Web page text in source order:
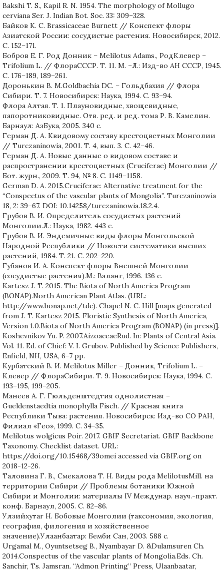
Bakshi T. S., Kapil R. N. 1954. The morphology of Mollugo
cerviana Ser. J. Indian Bot. Soc. 33: 309–328.
Байков К. С. Brassicaceae Burnett // Конспект флоры
Азиатской России: сосудистые растения. Новосибирск, 2012.
С. 152–171.
Бобров Е. Г. Род Донник – Melilotus Adams., РодКлевер –
Trifolium L. // ФлораСССР. Т. 11. М. –Л.: Изд-во АН СССР, 1945.
С. 176–189, 189–261.
Доронькин В. М.Goldbachia DC. – Гольдбахия // Флора
Сибири. Т. 7. Новосибирск: Наука, 1994. С. 93–94.
Флора Алтая. Т. 1. Плауновидные, хвощевидные,
папоротниковидные. Отв. ред. и ред. тома Р. В. Камелин.
Барнаул: АзБука, 2005. 340 c.
Герман Д. А. Квидовому составу крестоцветных Монголии
// Turczaninowia, 2001. Т. 4, вып. 3. С. 42–46.
Герман Д. А. Новые данные о видовом составе и
распространении крестоцветных (Cruciferae) Монголии //
Бот. журн., 2009. Т. 94, № 8. С. 1149–1158.
German D. A. 2015.Cruciferae: Alternative treatment for the
“Conspectus of the vascular plants of Mongolia”. Turczaninowia
18, 2: 39–67. DOI: 10.14258/turczaninowia.18.2.4.
Грубов В. И. Определитель сосудистых растений
Монголии.Л.: Наука, 1982. 443 с.
Грубов В. И. Эндемичные виды флоры Монгольской
Народной Республики // Новости систематики высших
растений, 1984. Т. 21. С. 202–220.
Губанов И. А. Конспект флоры Внешней Монголии
(сосудистые растения).М.: Валанг, 1996. 136 с.
Kartesz J. T. 2015. The Biota of North America Program
(BONAP).North American Plant Atlas. (URL:
http://www.bonap.net/tdc). Chapel N. C. Hill [maps generated
from J. T. Kartesz 2015. Floristic Synthesis of North America,
Version 1.0.Biota of North America Program (BONAP) (in press)].
Koshevnikov Yu. P. 2007.AizoaceaeRud. In: Plants of Central Asia.
Vol. 11. Ed. of Chief: V. I. Grubov. Published by Science Publishers,
Enfield, NH, USA, 6–7 pp.
Курбатский В. И. Melilotus Miller – Донник, Trifolium L. –
Клевер // ФлораСибири. Т. 9. Новосибирск: Наука, 1994. С.
193–195, 199–205.
Манеев А. Г. Гюльденштедтия однолистная –
Gueldenstaedtia monophylla Fisch. // Красная книга
Республики Тыва: растения. Новосибирск: Изд-во СО РАН,
Филиал «Гео», 1999. С. 34–35.
Melilotus wolgicus Poir. 2017. GBIF Secretariat. GBIF Backbone
Taxonomy. Checklist dataset. URL:
https://doi.org/10.15468/39omei accessed via GBIF.org on
2018-12-26.
Таловина Г. В., Смекалова Т. Н. Виды рода MelilotusMill. на
территории Сибири // Проблемы ботаники Южной
Сибири и Монголии: материалы IV Междунар. науч.-практ.
конф. Барнаул, 2005. С. 82–86.
Улзийхутаг Н. Бобовые Монголии (таксономия, экология,
география, филогения и хозяйственное
значение).Улаанбаатар: Бемби Сан, 2003. 588 с.
Urgamal M., Oyuntsetseg B., Nyambayar D. &Dulamsuren Ch.
2014.Conspectus of the vascular plants of Mongolia.Eds. Ch.
Sanchir, Ts. Jamsran. “Admon Printing” Press, Ulaanbaatar,